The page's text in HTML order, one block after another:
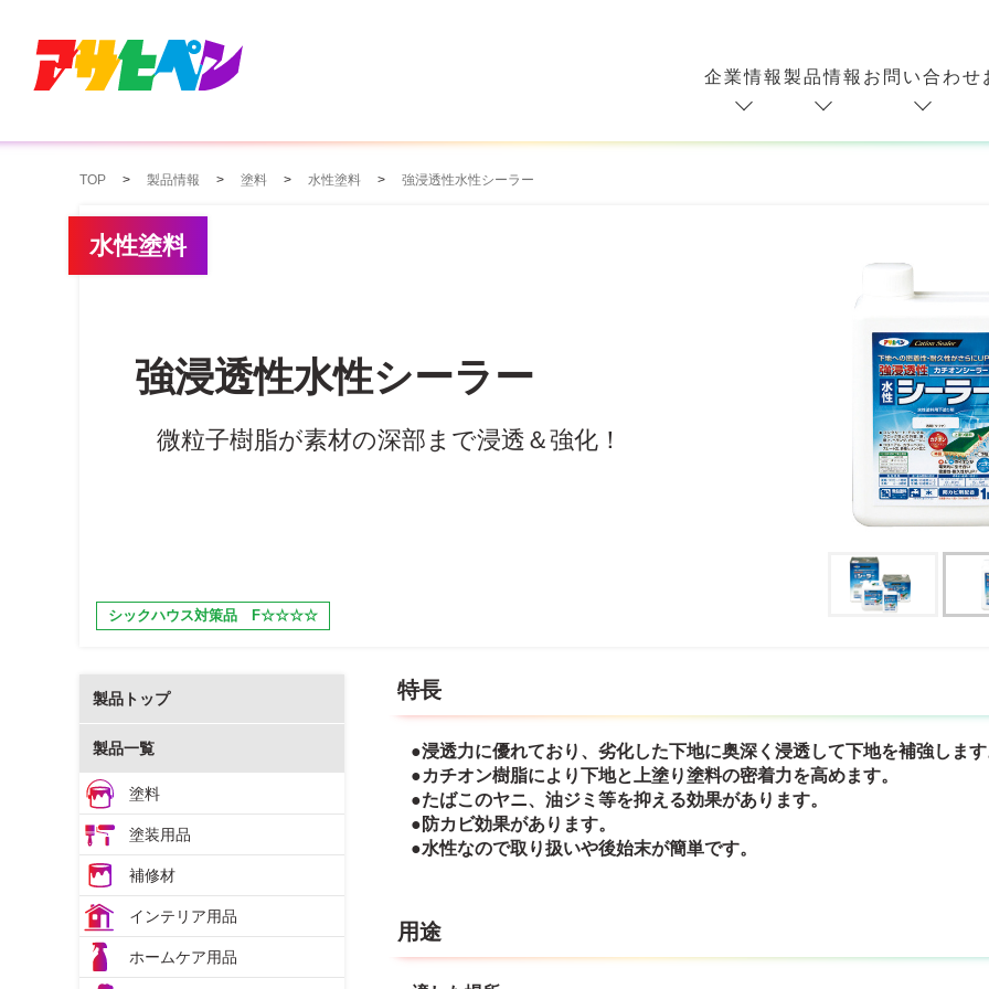
企業情報 製品情報 お問い合わせ
TOP 製品情報 塗料 水性塗料 強浸透性水性シーラー
水性塗料
強浸透性水性シーラー
微粒子樹脂が素材の深部まで浸透＆強化！
シックハウス対策品 F☆☆☆☆
特長
●浸透力に優れており、劣化した下地に奥深く浸透して下地を補強しま
●カチオン樹脂により下地と上塗り塗料の密着力を高めます。
●たばこのヤニ、油ジミ等を抑える効果があります。
●防カビ効果があります。
●水性なので取り扱いや後始末が簡単です。
用途
製品トップ
製品一覧
塗料
塗装用品
補修材
インテリア用品
ホームケア用品